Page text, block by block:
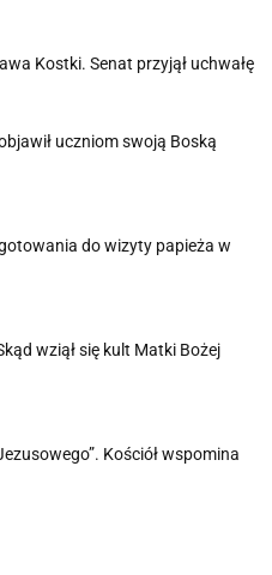
Kostki. Senat przyjął uchwałę
uczniom swoją Boską
do wizyty papieża w
wziął się kult Matki Bożej
Kościół wspomina